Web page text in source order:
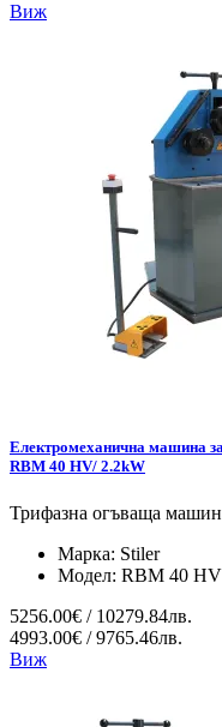
Виж
Електромеханична машина
RBM 40 HV/ 2.2kW
Трифазна огъваща
Марка: Stiler
Модел: RBM 40 HV
5256.00€ / 10279.84лв.
4993.00€ / 9765.46лв.
Виж